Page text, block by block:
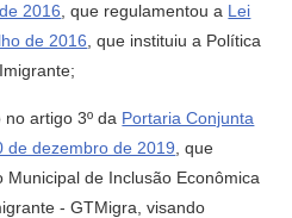
2016 , que regulamentou a Lei
de 2016 , que instituiu a Política
artigo 3º da Portaria Conjunta
de dezembro de 2019 , que
de Inclusão Econômica
- GTMigra, visando